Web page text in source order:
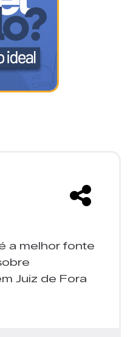
a melhor fonte
Juiz de Fora